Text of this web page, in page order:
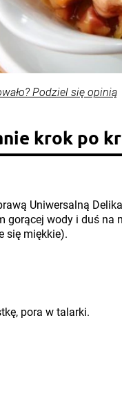
Podziel się opinią
krok po
Uniwersalną
gorącej wody i duś na
się miękkie).
pora w talarki.